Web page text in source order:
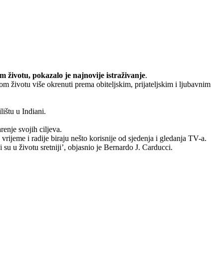
životu, pokazalo je najnovije istraživanje.
životu više okrenuti prema obiteljskim, prijateljskim i ljubavnim
u Indiani.
svojih ciljeva.
i radije biraju nešto korisnije od sjedenja i gledanja TV-a.
u životu sretniji’, objasnio je Bernardo J. Carducci.